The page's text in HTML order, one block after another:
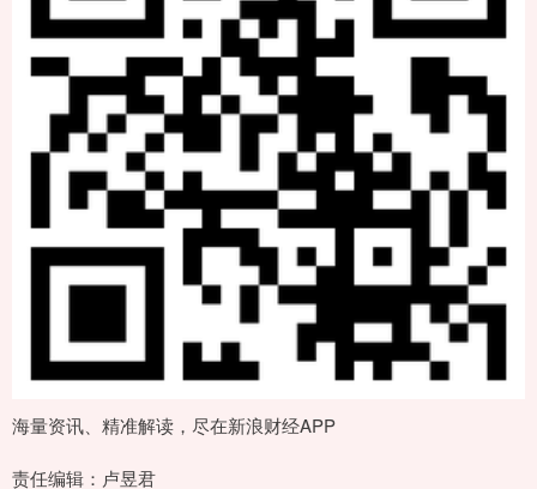
海量资讯、精准解读，尽在新浪财经APP
责任编辑：卢昱君